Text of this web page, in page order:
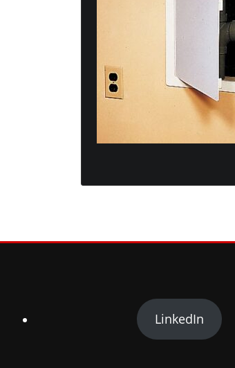
LinkedIn